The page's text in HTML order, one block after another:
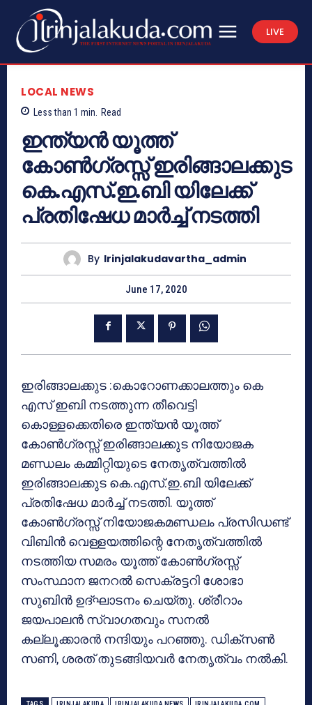
LIVE
LOCAL NEWS
Less than 1 min. Read
ഇന്ത്യൻ യൂത്ത്
കോൺഗ്രസ്സ് ഇരിങ്ങാലക്കുട
കെ.എസ്.ഇ.ബി യിലേക്ക്
പ്രതിഷേധ മാർച്ച് നടത്തി
By Irinjalakudavartha_admin
June 17, 2020
ഇരിങ്ങാലക്കുട :കൊറോണക്കാലത്തും കെ
എസ് ഇബി നടത്തുന്ന തീവെട്ടി
കൊള്ളക്കെതിരെ ഇന്ത്യൻ യൂത്ത്
കോൺഗ്രസ്സ് ഇരിങ്ങാലക്കുട നിയോജക
മണ്ഡലം കമ്മിറ്റിയുടെ നേതൃത്വത്തിൽ
ഇരിങ്ങാലക്കുട കെ.എസ്.ഇ.ബി യിലേക്ക്
പ്രതിഷേധ മാർച്ച് നടത്തി. യൂത്ത്
കോൺഗ്രസ്സ് നിയോജകമണ്ഡലം പ്രസിഡണ്ട്
വിബിൻ വെള്ളയത്തിന്റെ നേതൃത്വത്തിൽ
നടത്തിയ സമരം യൂത്ത് കോൺഗ്രസ്സ്
സംസ്ഥാന ജനറൽ സെക്രട്ടറി ശോഭാ
സുബിൻ ഉദ്ഘാടനം ചെയ്തു. ശ്രീറാം
ജയപാലൻ സ്വാഗതവും സനൽ
കല്ലൂക്കാരൻ നന്ദിയും പറഞ്ഞു. ഡിക്സൺ
സണി, ശരത് തുടങ്ങിയവർ നേതൃത്വം നൽകി.